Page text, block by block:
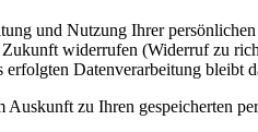
und Nutzung Ihrer
widerrufen (Widerruf zu
Datenverarbeitung bleibt
zu Ihren gespeicherten